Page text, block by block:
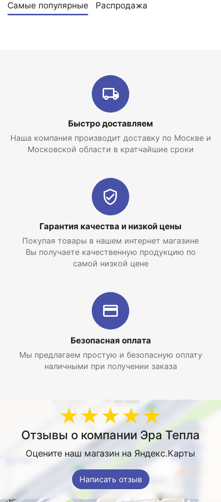
Самые популярные Распродажа
Быстро доставляем
Наша компания производит доставку по Москве и
Московской области в кратчайшие сроки
Гарантия качества и низкой цены
Покупая товары в нашем интернет магазине
Вы получаете качественную продукцию по
самой низкой цене
Безопасная оплата
Мы предлагаем простую и безопасную оплату
наличными при получении заказа
★★★★★
Отзывы о компании Эра Тепла
Оцените наш магазин на Яндекс.Карты
Написать отзыв